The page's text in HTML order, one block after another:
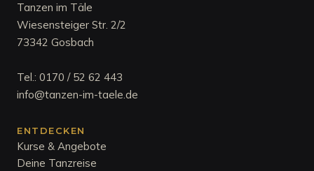
Tanzen im Täle
Wiesensteiger Str. 2/2
73342 Gosbach
Tel.: 0170 / 52 62 443
info@tanzen-im-taele.de
ENTDECKEN
Kurse & Angebote
Deine Tanzreise